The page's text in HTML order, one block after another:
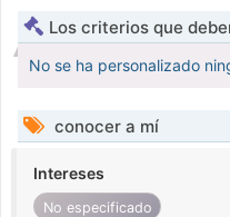
Los criterios que
No se ha personalizado
conocer a mí
Intereses
No especificado